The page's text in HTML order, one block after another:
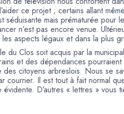
ce projet ; certains allant
mais prématurée pour
n’est pas encore venue.
aspects légaux et dans la plus
du Clos soit acquis par la
et des dépendances
des citoyens arbreslois. Nous se
courrier. Il est tout à fait normal
D’autres « lettres » vous